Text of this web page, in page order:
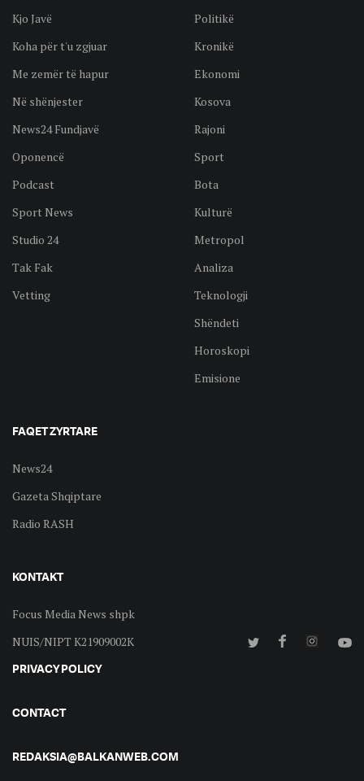
Kjo Javë
Koha për t'u zgjuar
Me zemër të hapur
Në shënjester
News24 Fundjavë
Oponencë
Podcast
Sport News
Studio 24
Tak Fak
Vetting
Politikë
Kronikë
Ekonomi
Kosova
Rajoni
Sport
Bota
Kulturë
Metropol
Analiza
Teknologji
Shëndeti
Horoskopi
Emisione
FAQET ZYRTARE
News24
Gazeta Shqiptare
Radio RASH
KONTAKT
Focus Media News shpk
NUIS/NIPT K21909002K
PRIVACY POLICY
CONTACT
REDAKSIA@BALKANWEB.COM